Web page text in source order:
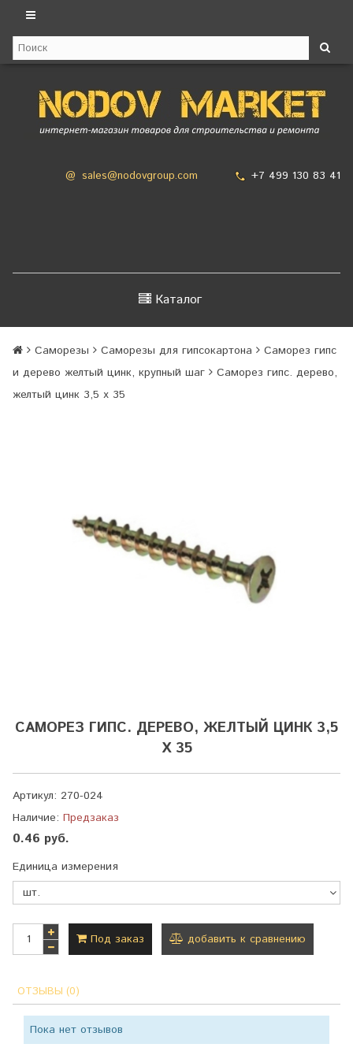
@ sales@nodovgroup.com +7 499 130 83 41
Каталог
Саморезы Саморезы для гипсокартона
Саморез гипс
и дерево желтый цинк, крупный шаг
Саморез гипс. дерево,
желтый цинк 3,5 х 35
САМОРЕЗ ГИПС. ДЕРЕВО, ЖЕЛТЫЙ ЦИНК 3,5
Х 35
Артикул: 270-024
Наличие: Предзаказ
0.46 руб.
Единица измерения
Под заказ добавить к сравнению
ОТЗЫВЫ (0)
Пока нет отзывов